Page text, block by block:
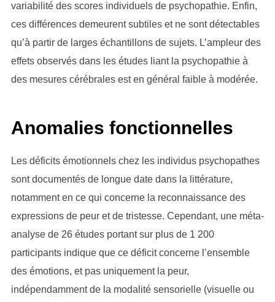
variabilité des scores individuels de psychopathie. Enfin,
ces différences demeurent subtiles et ne sont détectables
qu’à partir de larges échantillons de sujets. L’ampleur des
effets observés dans les études liant la psychopathie à
des mesures cérébrales est en général faible à modérée.
Anomalies fonctionnelles
Les déficits émotionnels chez les individus psychopathes
sont documentés de longue date dans la littérature,
notamment en ce qui concerne la reconnaissance des
expressions de peur et de tristesse. Cependant, une méta-
analyse de 26 études portant sur plus de 1 200
participants indique que ce déficit concerne l’ensemble
des émotions, et pas uniquement la peur,
indépendamment de la modalité sensorielle (visuelle ou